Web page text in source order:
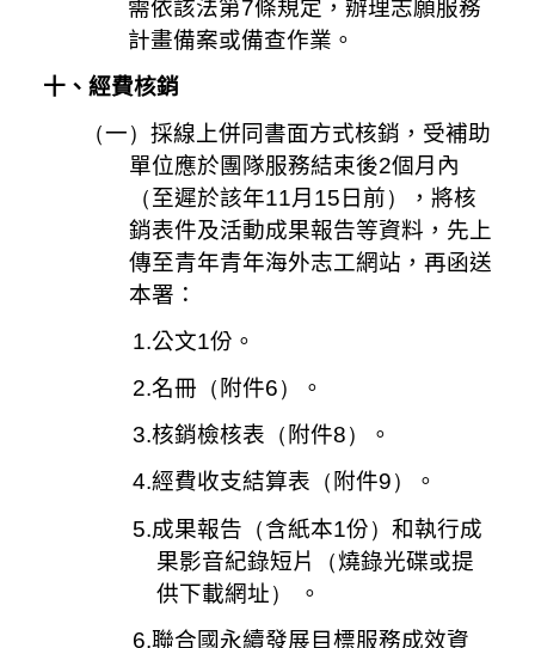
需依該法第7條規定，辦理志願服務
計畫備案或備查作業。
十、經費核銷
（一）採線上併同書面方式核銷，受補助
單位應於團隊服務結束後2個月內
（至遲於該年11月 15 日前）
，將核
銷表件及活動成果報告等資料，先上
傳至青年青年海外志工網站，再函送
本署：
1.公文1份。
2.名冊 （ 附件6）
。
3.核銷檢核表 （ 附件8）
。
4.經費收支結算表 （ 附件9）
。
5.成果報告 （含紙本1份）和執行成
果影音紀錄短片
（燒錄光碟或提
供下載網址）
。
6.聯合國永續發展目標服務成效資